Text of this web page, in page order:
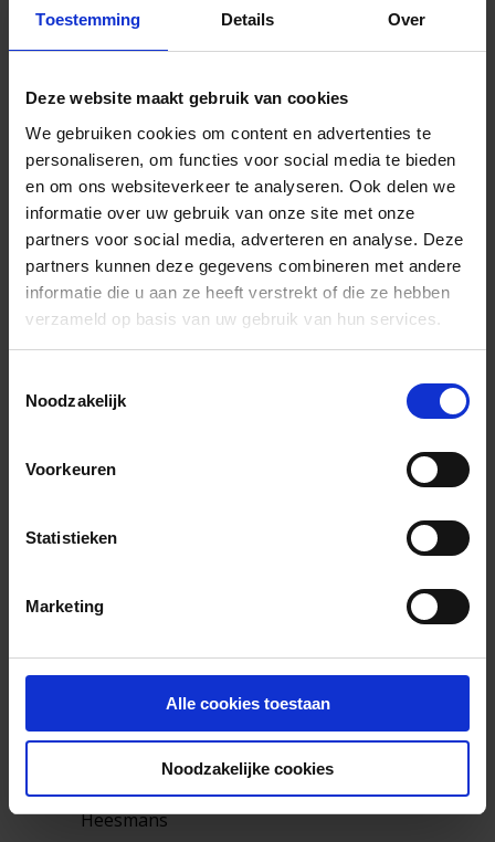
Toestemming Details Over
Deze website maakt gebruik van cookies
We gebruiken cookies om content en advertenties te
personaliseren, om functies voor social media te bieden
en om ons websiteverkeer te analyseren. Ook delen we
informatie over uw gebruik van onze site met onze
partners voor social media, adverteren en analyse. Deze
partners kunnen deze gegevens combineren met andere
informatie die u aan ze heeft verstrekt of die ze hebben
verzameld op basis van uw gebruik van hun services.
Noodzakelijk
Voorkeuren
Statistieken
Marketing
Alle cookies toestaan
Noodzakelijke cookies
onzichtbaar systeem is een
potentieel toegangspunt voor
aanvallers.
Hoe krijgt u volledige controle over
uw aanvalsoppervlak zonder dat u
verdwaalt in losse security-tools en
fragmentarische data? Attack
Surface Management (ASM) biedt
een geïntegreerd beeld van uw
gehele IT-omgeving en helpt risico’s
direct te prioriteren en aan te
pakken.
We laten zien hoe u alle bestaande
bronnen combineert tot één actueel
overzicht en hoe u proactief uw
neutraliseert.
Webinar terugkijken
Sprekers
Tom
Heesmans